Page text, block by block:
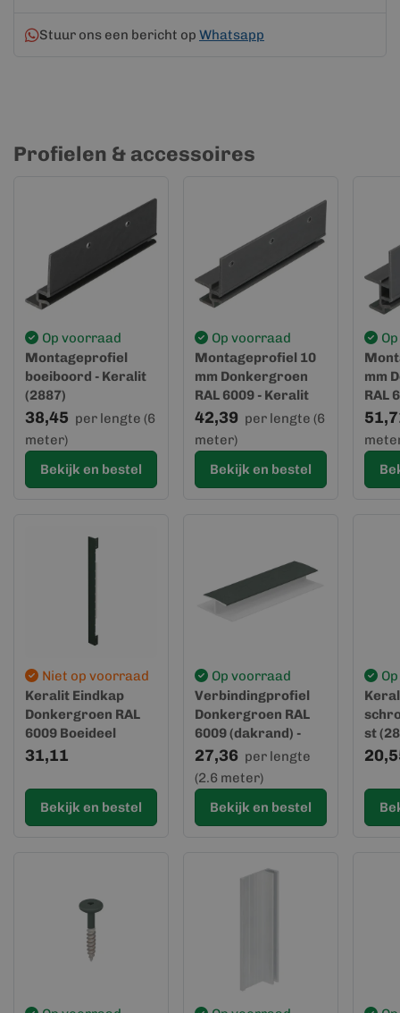
Stuur ons een bericht op Whatsapp
Profielen & accessoires
Op voorraad
Montageprofiel
boeiboord - Keralit
(2887)
38,45 per lengte (6
meter)
Bekijk en bestel
Op voorraad
Montageprofiel 10
mm Donkergroen
RAL 6009 - Keralit
(2867)
42,39 per lengte (6
meter)
Bekijk en bestel
mm
RAL
Niet op voorraad
Keralit Eindkap
Donkergroen RAL
6009 Boeideel
(2844)
31,11
Bekijk en bestel
Op voorraad
Verbindingprofiel
Donkergroen RAL
6009 (dakrand) -
Keralit (0420)
27,36 per lengte
(2.6 meter)
Bekijk en bestel
st